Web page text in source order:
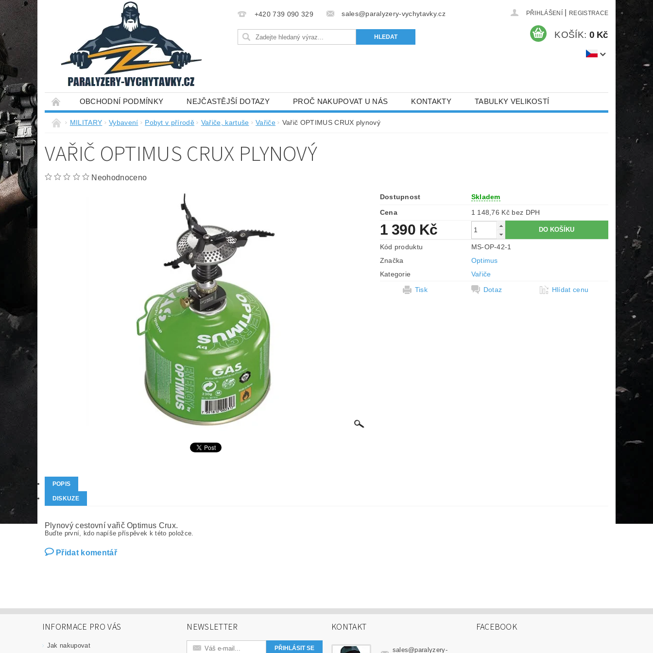
+420 739 090 329 sales@paralyzery-vychytavky.cz PŘIHLÁŠENÍ REGISTRACE
KOŠÍK: 0 Kč
OBCHODNÍ PODMÍNKY NEJČASTĚJŠÍ DOTAZY PROČ NAKUPOVAT U NÁS KONTAKTY TABULKY VELIKOSTÍ
MILITARY Vybavení Pobyt v přírodě Vařiče, kartuše Vařiče Vařič OPTIMUS CRUX plynový
VAŘIČ OPTIMUS CRUX PLYNOVÝ
Neohodnoceno
Dostupnost
Skladem
Cena
1 148,76 Kč bez DPH
1 390 Kč
Kód produktu
MS-OP-42-1
Značka
Optimus
Kategorie
Vařiče
Tisk
Dotaz Hlídat cenu
POPIS
DISKUZE
Plynový cestovní vařič Optimus Crux.
Buďte první, kdo napíše příspěvek k této položce.
Přidat komentář
INFORMACE PRO VÁS
Jak nakupovat
NEWSLETTER KONTAKT
sales@paralyzery-
FACEBOOK